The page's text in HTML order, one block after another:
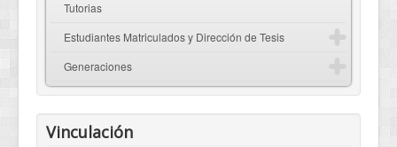
Tutorias
Estudiantes Matriculados y Dirección de Tesis
Generaciones
Vinculación